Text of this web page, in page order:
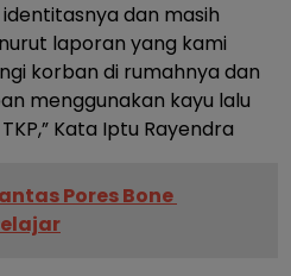
dan masih
laporan yang kami
korban di rumahnya dan
menggunakan kayu lalu
Kata Iptu Rayendra
Pores Bone